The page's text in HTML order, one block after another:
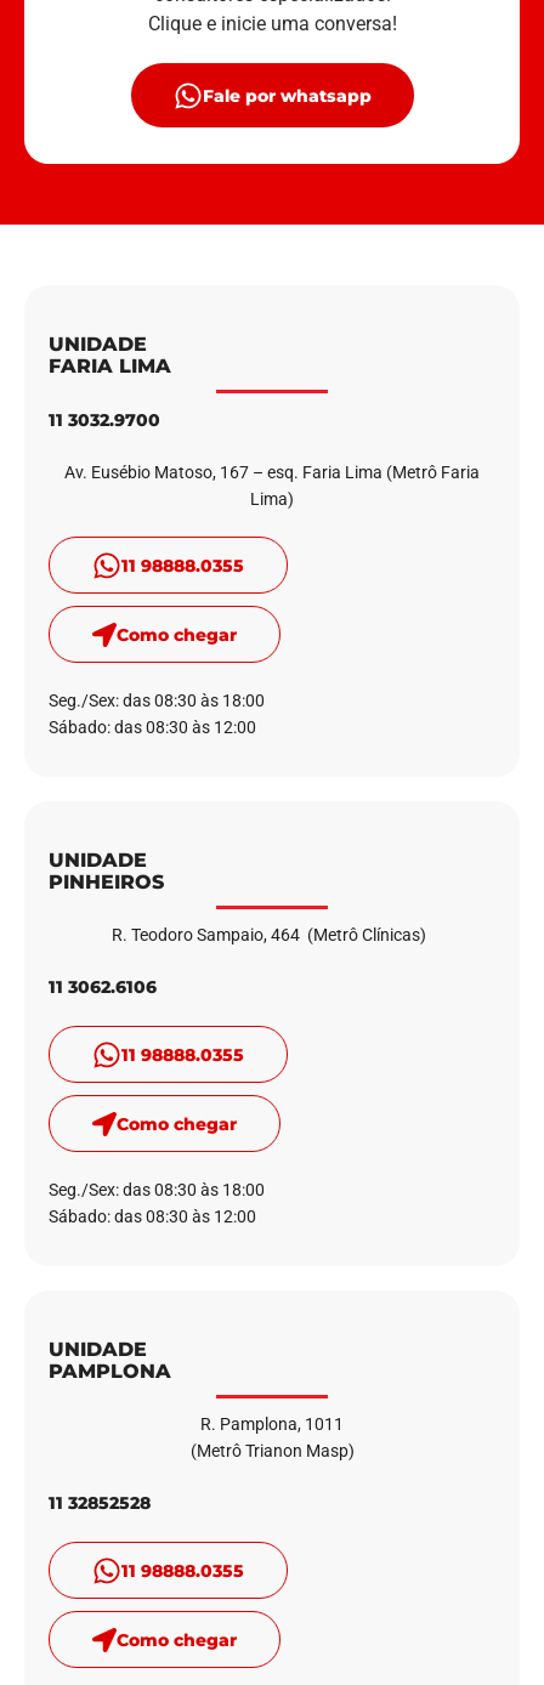
Clique e inicie uma conversa!
Fale por whatsapp
UNIDADE
FARIA LIMA
11 3032.9700
Av. Eusébio Matoso, 167 – esq. Faria Lima (Metrô Faria
Lima)
11 98888.0355
Como chegar
Seg./Sex: das 08:30 às 18:00
Sábado: das 08:30 às 12:00
UNIDADE
PINHEIROS
R. Teodoro Sampaio, 464 (Metrô Clínicas)
11 3062.6106
11 98888.0355
Como chegar
Seg./Sex: das 08:30 às 18:00
Sábado: das 08:30 às 12:00
UNIDADE
PAMPLONA
R. Pamplona, 1011
(Metrô Trianon Masp)
11 32852528
11 98888.0355
Como chegar